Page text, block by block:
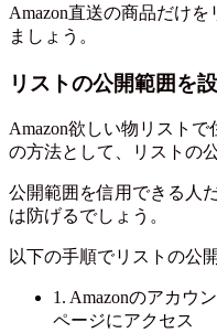
Amazon直送の商品だけ
ましょう。
リストの公開範囲を
Amazon欲しい物リスト
の方法として、リストの
公開範囲を信用できる人
は防げるでしょう。
以下の手順でリストの公
1. Amazonのアカウ
ページにアクセス